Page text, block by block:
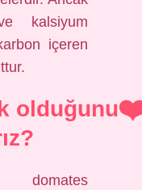
kalsiyum
içeren
olduğunu
domates